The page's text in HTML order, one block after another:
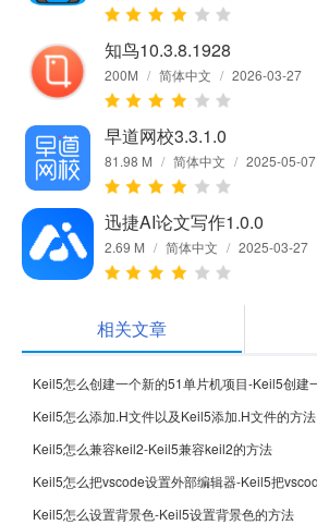
知鸟10.3.8.1928
200M / 简体中文 / 2026-03-27
早道网校3.3.1.0
81.98 M / 简体中文 / 2025-05-07
迅捷AI论文写作1.0.0
2.69 M / 简体中文 / 2025-03-27
相关文章
Keil5怎么添加.H文件以及Keil5添加.H文件的方法
Keil5怎么兼容keil2-Keil5兼容keil2的方法
Keil5怎么设置背景色-Keil5设置背景色的方法